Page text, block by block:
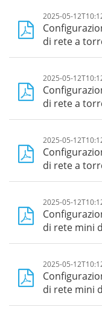
2025-05-
di rete a
Guide_Web
2025-05-
di rete a
Guide_Web
2025-05-
di rete a
Guide_Web
2025-05-
di rete mini
Guide_Web
2025-05-
di rete mini
Guide_Web